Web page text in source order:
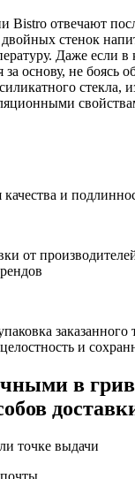
Bistro отвечают
стенок
Даже если
за основу, не боясь
стекла,
качества и
от
заказанного
и
в
точке выдачи